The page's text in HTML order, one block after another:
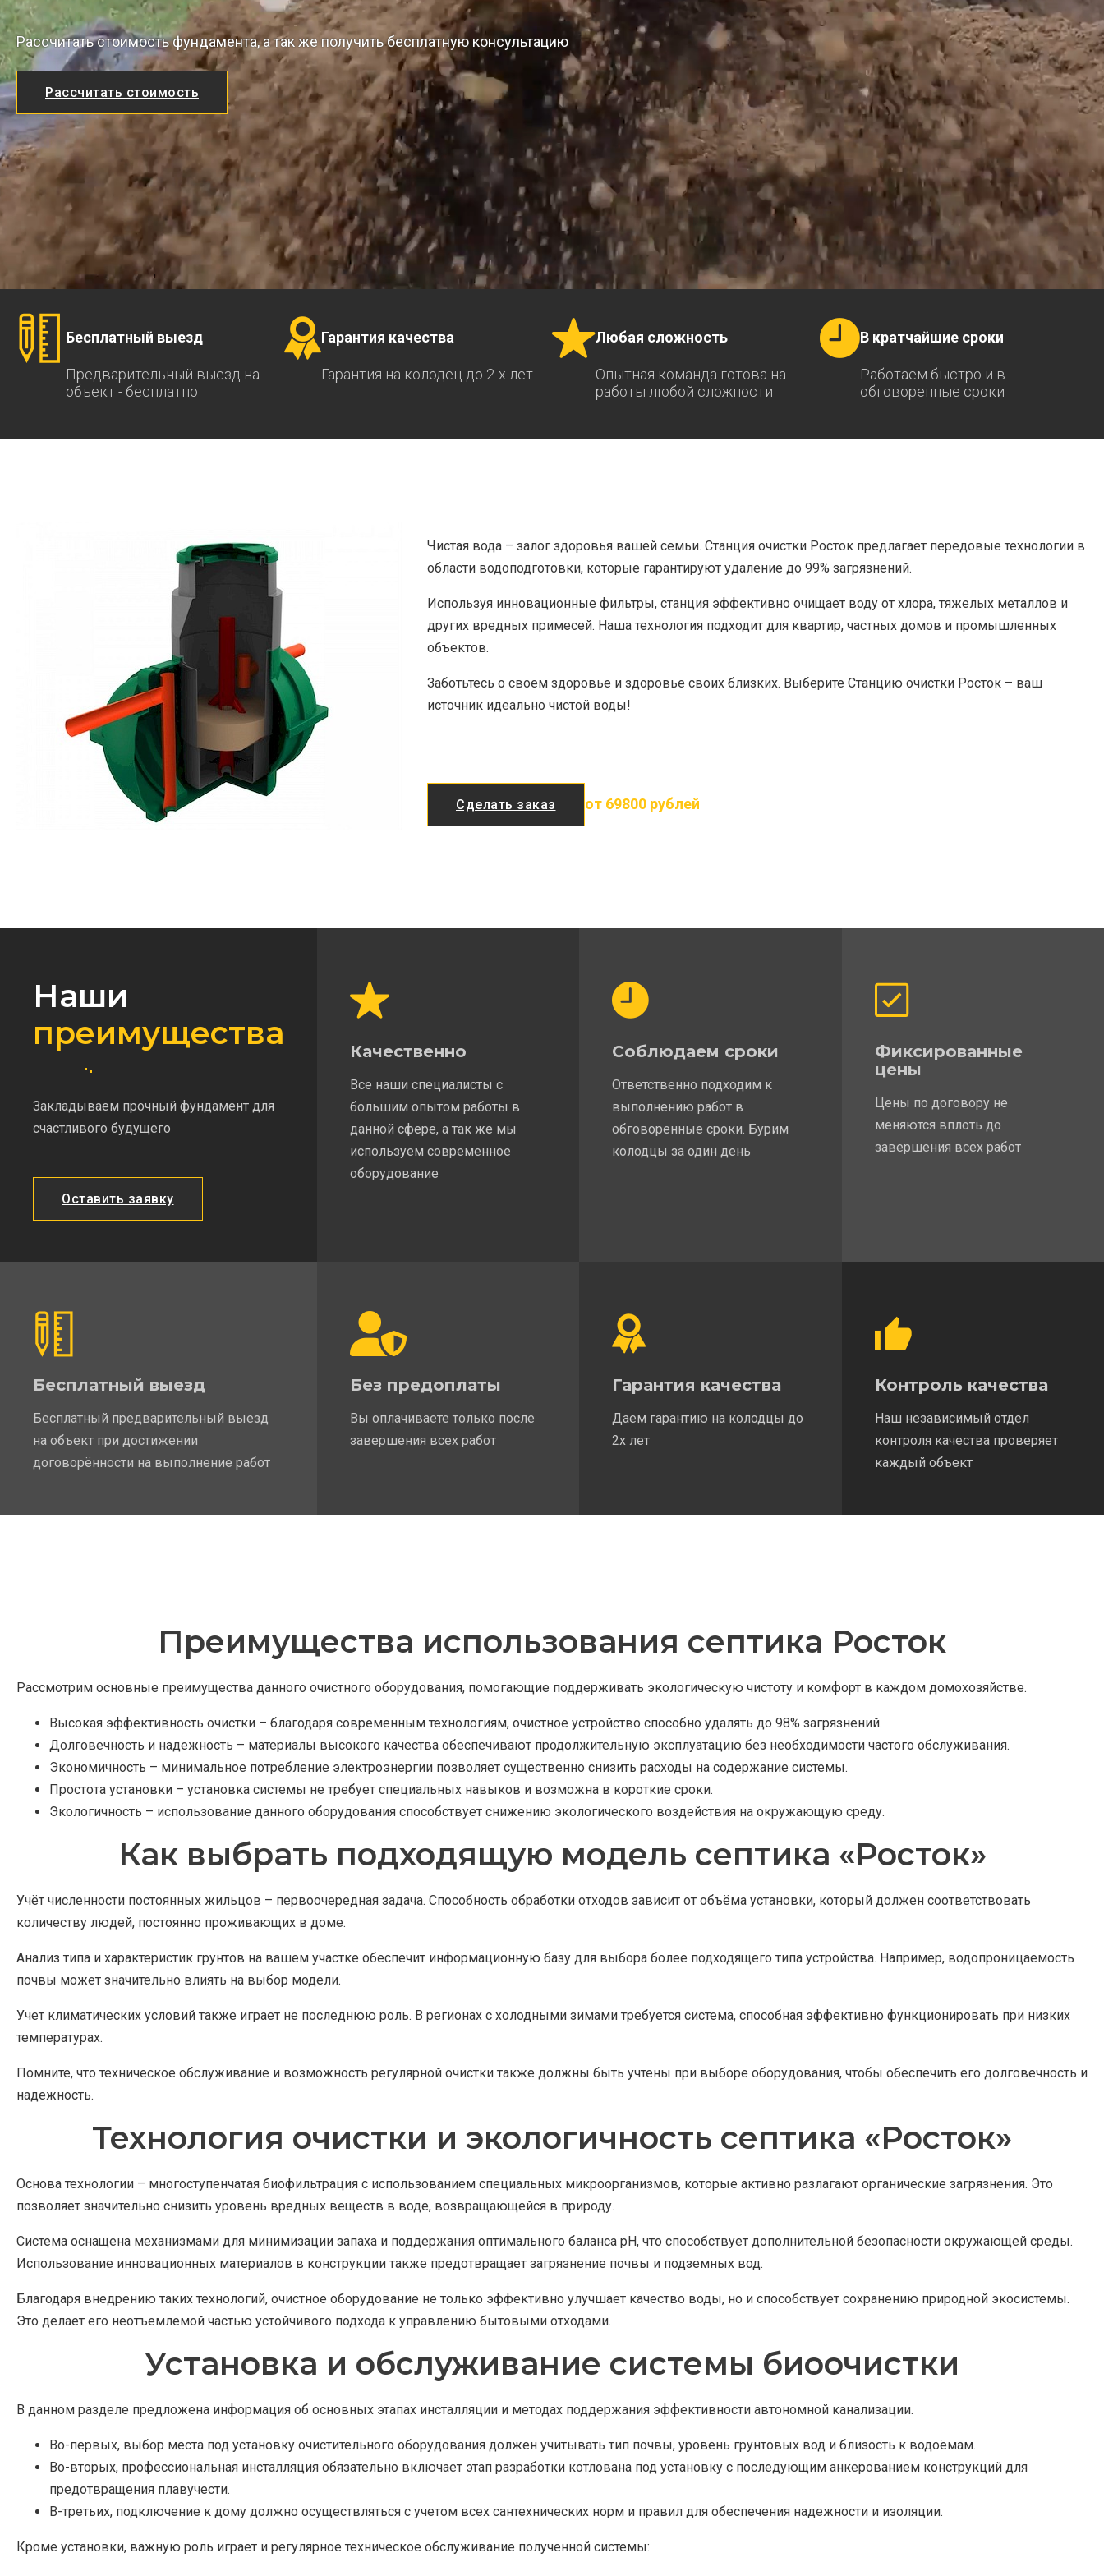
Рассчитать стоимость фундамента, а так же получить бесплатную консультацию
Рассчитать стоимость
Бесплатный выезд
Предварительный выезд на
объект - бесплатно
Гарантия качества
Гарантия на колодец до 2-х лет
Любая сложность
Опытная команда готова на
работы любой сложности
В кратчайшие сроки
Работаем быстро и в
обговоренные сроки
Чистая вода – залог здоровья вашей семьи. Станция очистки Росток предлагает передовые технологии в
области водоподготовки, которые гарантируют удаление до 99% загрязнений.
Используя инновационные фильтры, станция эффективно очищает воду от хлора, тяжелых металлов и
других вредных примесей. Наша технология подходит для квартир, частных домов и промышленных
объектов.
Заботьтесь о своем здоровье и здоровье своих близких. Выберите Станцию очистки Росток – ваш
источник идеально чистой воды!
Сделать заказ от 69800 рублей
Наши
преимущества
Закладываем прочный фундамент для
счастливого будущего
Оставить заявку
Качественно
Все наши специалисты с
большим опытом работы в
данной сфере, а так же мы
используем современное
оборудование
Соблюдаем сроки
Ответственно подходим к
выполнению работ в
обговоренные сроки. Бурим
колодцы за один день
Фиксированные
цены
Цены по договору не
меняются вплоть до
завершения всех работ
Бесплатный выезд
Бесплатный предварительный выезд
на объект при достижении
договорённости на выполнение работ
Без предоплаты
Вы оплачиваете только после
завершения всех работ
Гарантия качества
Даем гарантию на колодцы до
2х лет
Контроль качества
Наш независимый отдел
контроля качества проверяет
каждый объект
Преимущества использования септика Росток
Рассмотрим основные преимущества данного очистного оборудования, помогающие поддерживать экологическую чистоту и комфорт в каждом домохозяйстве.
Высокая эффективность очистки – благодаря современным технологиям, очистное устройство способно удалять до 98% загрязнений.
Долговечность и надежность – материалы высокого качества обеспечивают продолжительную эксплуатацию без необходимости частого обслуживания.
Экономичность – минимальное потребление электроэнергии позволяет существенно снизить расходы на содержание системы.
Простота установки – установка системы не требует специальных навыков и возможна в короткие сроки.
Экологичность – использование данного оборудования способствует снижению экологического воздействия на окружающую среду.
Как выбрать подходящую модель септика «Росток»
Учёт численности постоянных жильцов – первоочередная задача. Способность обработки отходов зависит от объёма установки, который должен соответствовать
количеству людей, постоянно проживающих в доме.
Анализ типа и характеристик грунтов на вашем участке обеспечит информационную базу для выбора более подходящего типа устройства. Например, водопроницаемость
почвы может значительно влиять на выбор модели.
Учет климатических условий также играет не последнюю роль. В регионах с холодными зимами требуется система, способная эффективно функционировать при низких
температурах.
Помните, что техническое обслуживание и возможность регулярной очистки также должны быть учтены при выборе оборудования, чтобы обеспечить его долговечность и
надежность.
Технология очистки и экологичность септика «Росток»
Основа технологии – многоступенчатая биофильтрация с использованием специальных микроорганизмов, которые активно разлагают органические загрязнения. Это
позволяет значительно снизить уровень вредных веществ в воде, возвращающейся в природу.
Система оснащена механизмами для минимизации запаха и поддержания оптимального баланса pH, что способствует дополнительной безопасности окружающей среды.
Использование инновационных материалов в конструкции также предотвращает загрязнение почвы и подземных вод.
Благодаря внедрению таких технологий, очистное оборудование не только эффективно улучшает качество воды, но и способствует сохранению природной экосистемы.
Это делает его неотъемлемой частью устойчивого подхода к управлению бытовыми отходами.
Установка и обслуживание системы биоочистки
В данном разделе предложена информация об основных этапах инсталляции и методах поддержания эффективности автономной канализации.
Во-первых, выбор места под установку очистительного оборудования должен учитывать тип почвы, уровень грунтовых вод и близость к водоёмам.
Во-вторых, профессиональная инсталляция обязательно включает этап разработки котлована под установку с последующим анкерованием конструкций для
предотвращения плавучести.
В-третьих, подключение к дому должно осуществляться с учетом всех сантехнических норм и правил для обеспечения надежности и изоляции.
Кроме установки, важную роль играет и регулярное техническое обслуживание полученной системы: